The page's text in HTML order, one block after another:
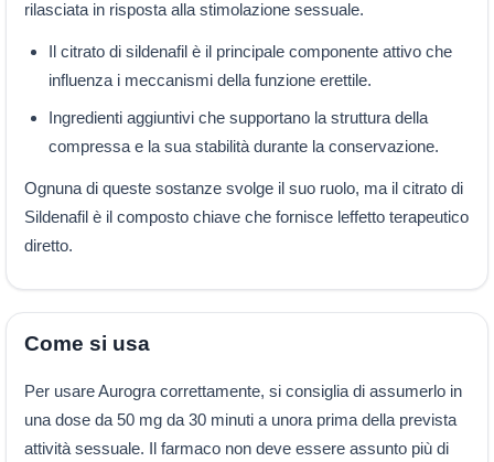
rilasciata in risposta alla stimolazione sessuale.
Il citrato di sildenafil è il principale componente attivo che
influenza i meccanismi della funzione erettile.
Ingredienti aggiuntivi che supportano la struttura della
compressa e la sua stabilità durante la conservazione.
Ognuna di queste sostanze svolge il suo ruolo, ma il citrato di
Sildenafil è il composto chiave che fornisce leffetto terapeutico
diretto.
Come si usa
Per usare Aurogra correttamente, si consiglia di assumerlo in
una dose da 50 mg da 30 minuti a unora prima della prevista
attività sessuale. Il farmaco non deve essere assunto più di